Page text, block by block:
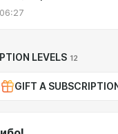
LEVELS 12
GIFT A